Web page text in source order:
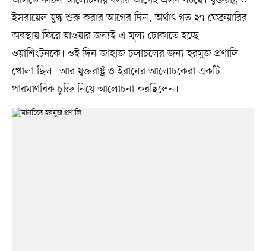
ইসরায়েল যুদ্ধ শুরু করার আগের দিন, অর্থাৎ গত ২৭ ফেব্রুয়ারির
অবস্থায় ফিরে যাওয়ার জন্যই এ মূল্য চোকাতে হচ্ছে
ওয়াশিংটনকে। ওই দিন জাহাজ চলাচলের জন্য হরমুজ প্রণালি
খোলা ছিল। আর যুক্তরাষ্ট্র ও ইরানের আলোচকেরা একটি
পারমাণবিক চুক্তি নিয়ে আলোচনা করছিলেন।